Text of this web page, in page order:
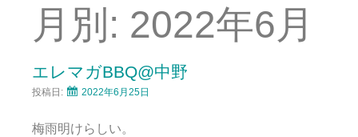
ン
ツ
へ
ス
キ
プ
月別: 2022年6月
エレマガBBQ@中野
投稿日: 2022年6月25日
梅雨明けらしい。